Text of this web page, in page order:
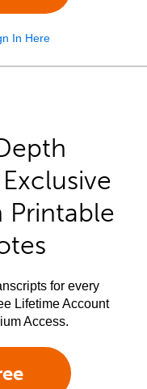
In Here
Printable
for every
Lifetime Account
Access.